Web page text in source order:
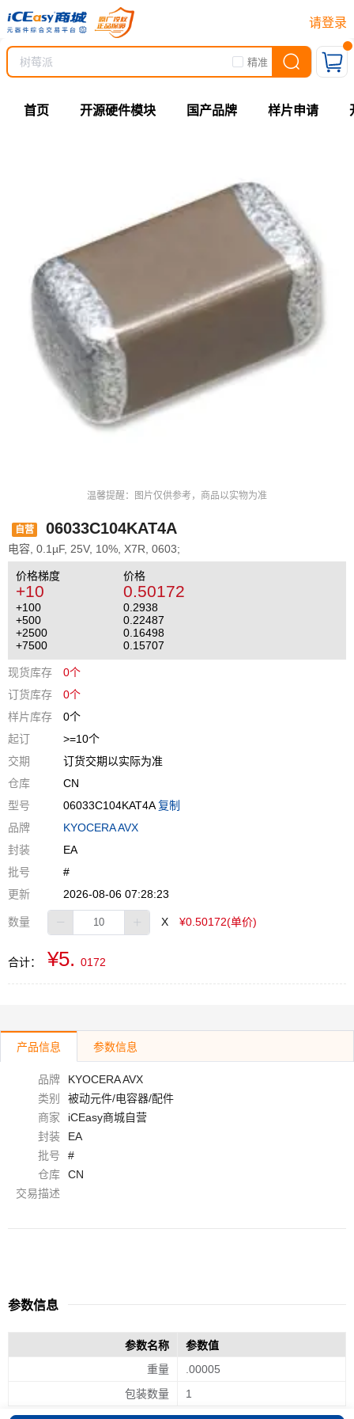
请登录
精准
首页 开源硬件模块 国产品牌 样片申请
温馨提醒：图片仅供参考，商品以实物为准
自营 06033C104KAT4A
电容, 0.1µF, 25V, 10%, X7R, 0603;
价格梯度 价格
+10 0.50172
+100
0.2938
+500
0.22487
+2500
0.16498
+7500
0.15707
现货库存
0个
订货库存
0个
样片库存
0个
起订
>=10个
交期
订货交期以实际为准
仓库
CN
型号
06033C104KAT4A复制
品牌
KYOCERA AVX
封装
EA
批号
#
更新
2026-08-06 07:28:23
数量 X ¥0.50172(单价)
合计： ¥5. 0172
产品信息 参数信息
品牌
KYOCERA AVX
类别
被动元件/电容器/配件
商家
iCEasy商城自营
封装
EA
批号
#
仓库
CN
交易描述
参数信息
参数名称
参数值
重量
.00005
包装数量
1